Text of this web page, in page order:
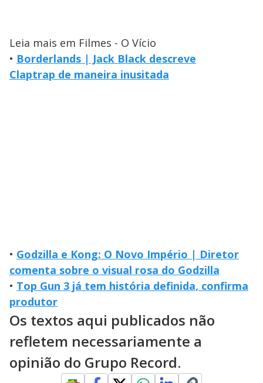
Leia mais em Filmes - O Vício
• Borderlands | Jack Black descreve
Claptrap de maneira inusitada
• Godzilla e Kong: O Novo Império | Diretor
comenta sobre o visual rosa do Godzilla
• Top Gun 3 já tem história definida, confirma
produtor
Os textos aqui publicados não
refletem necessariamente a
opinião do Grupo Record.